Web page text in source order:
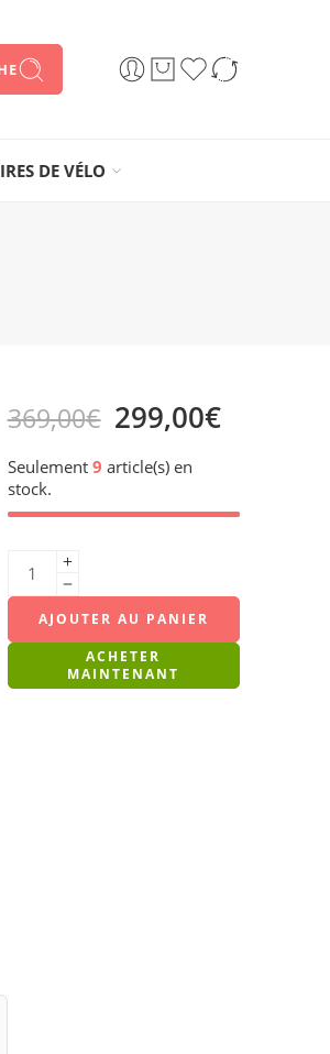
DE VÉLO
369,00€ 299,00€
Seulement 9 article(s) en
stock.
AJOUTER AU PANIER
ACHETER
MAINTENANT